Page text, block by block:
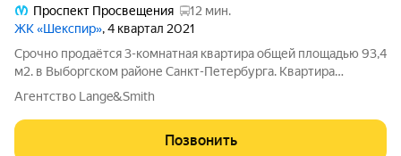
Проспект Просвещения
12 мин.
ЖК «Шекспир», 4 квартал 2021
Срочно продаётся 3-комнатная квартира общей площадью 93,4
м2. в Выборгском районе Санкт-Петербурга. Квартира
расположена в кирпично-монолитном доме комфорт-класса.
Идеальный вариант для семейной жизни в районе с развитой
инфраструктурой. О квартире:
Агентство Lange&Smith
Позвонить